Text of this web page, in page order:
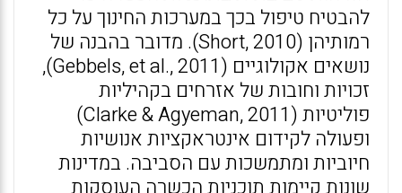
להבטיח טיפול בכך במערכות החינוך על כל
רמותיהן (Short, 2010). מדובר בהבנה של
נושאים אקולוגיים (Gebbels, et al., 2011),
זכויות וחובות של אזרחים בקהיליות
פוליטיות (Clarke & Agyeman, 2011)
ופעולה לקידום אינטראקציות אנושיות
חיוביות ומתמשכות עם הסביבה. במדינות